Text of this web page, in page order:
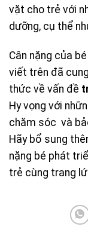
vặt cho trẻ với
dưỡng, cụ thể
Cân nặng của
viết trên đã
thức về vấn đề
Hy vọng với
chăm sóc và
Hãy bổ sung
nặng bé phát
trẻ cùng trang